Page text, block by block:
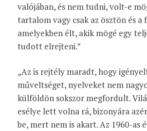
valójában, és nem tudni, volt-e
tartalom vagy csak az ösztön és a
amelyekben élt, akik mögé egy
tudott elrejteni.”
„Az is rejtély maradt, hogy
műveltséget, nyelveket nem
külföldön sokszor megfordult.
esélye lett volna rá, bizonyára
be, mert nem is akart. Az 1960-as